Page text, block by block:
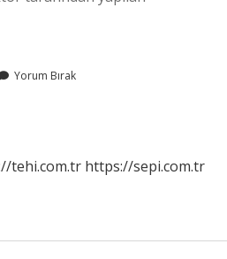
Yorum Bırak
tehi.com.tr https://sepi.com.tr